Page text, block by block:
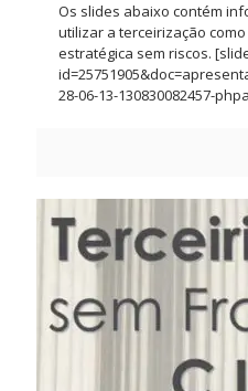
Os slides abaixo contém
utilizar a terceirização
estratégica sem riscos.
28-06-13-130830082457-